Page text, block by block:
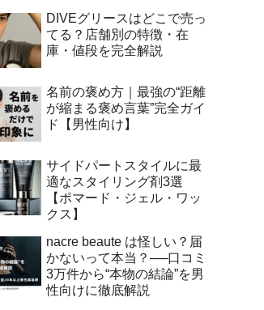
DIVEグリースはどこで売っ
てる？店舗別の特徴・在
庫・値段を完全解説
名前の褒め方｜最強の“距離
が縮まる褒め言葉”完全ガイ
ド【男性向け】
サイドパートスタイルに最
適なスタイリング剤3選
【ポマード・ジェル・ワッ
クス】
nacre beaute は怪しい？届
かないって本当？──口コミ
3万件から“本物の結論”を男
性向けに徹底解説